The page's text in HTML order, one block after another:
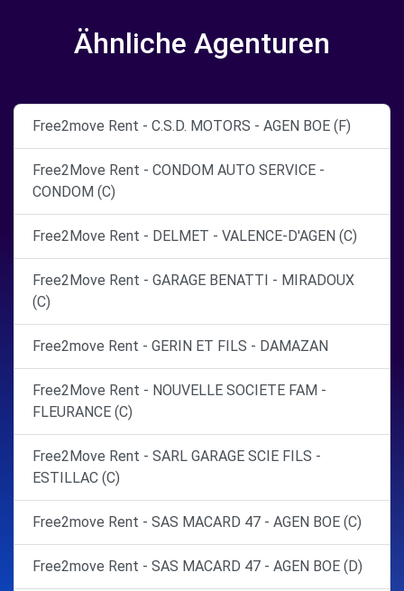
Ähnliche Agenturen
Free2move Rent - C.S.D. MOTORS - AGEN BOE (F)
Free2Move Rent - CONDOM AUTO SERVICE -
CONDOM (C)
Free2Move Rent - DELMET - VALENCE-D'AGEN (C)
Free2Move Rent - GARAGE BENATTI - MIRADOUX
(C)
Free2move Rent - GERIN ET FILS - DAMAZAN
Free2Move Rent - NOUVELLE SOCIETE FAM -
FLEURANCE (C)
Free2Move Rent - SARL GARAGE SCIE FILS -
ESTILLAC (C)
Free2move Rent - SAS MACARD 47 - AGEN BOE (C)
Free2move Rent - SAS MACARD 47 - AGEN BOE (D)